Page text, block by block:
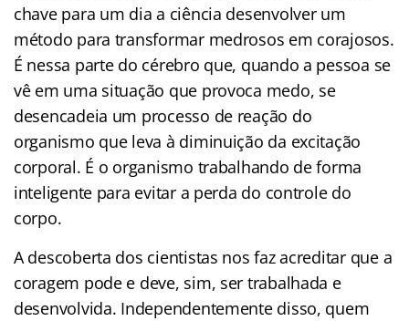
chave para um dia a ciência desenvolver um
método para transformar medrosos em corajosos.
É nessa parte do cérebro que, quando a pessoa se
vê em uma situação que provoca medo, se
desencadeia um processo de reação do
organismo que leva à diminuição da excitação
corporal. É o organismo trabalhando de forma
inteligente para evitar a perda do controle do
corpo.
A descoberta dos cientistas nos faz acreditar que a
coragem pode e deve, sim, ser trabalhada e
desenvolvida. Independentemente disso, quem